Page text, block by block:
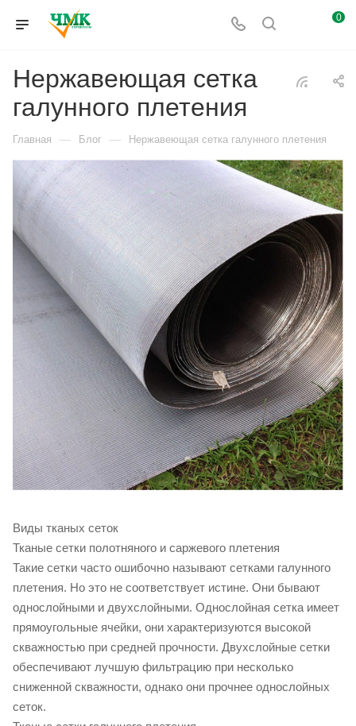
0
Нержавеющая сетка
галунного плетения
Главная — Блог — Нержавеющая сетка галунного плетения
Виды тканых сеток
Тканые сетки полотняного и саржевого плетения
Такие сетки часто ошибочно называют сетками галунного
плетения. Но это не соответствует истине. Они бывают
однослойными и двухслойными. Однослойная сетка имеет
прямоугольные ячейки, они характеризуются высокой
скважностью при средней прочности. Двухслойные сетки
обеспечивают лучшую фильтрацию при несколько
сниженной скважности, однако они прочнее однослойных
сеток.